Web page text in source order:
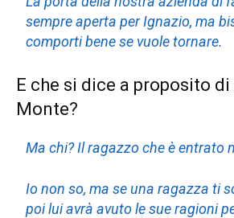
sempre aperta per Ignazio, ma
comporti bene se vuole tornare.
E che si dice a proposito
Monte?
Ma chi? Il ragazzo che è entrato
Io non so, ma se una ragazza ti
poi lui avrà avuto le sue ragioni